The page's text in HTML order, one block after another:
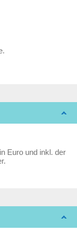
Euro und inkl. der